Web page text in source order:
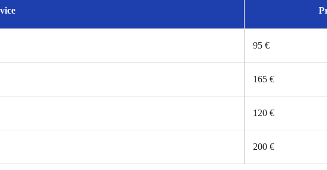
95 €
165 €
120 €
200 €